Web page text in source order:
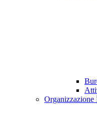
Organizzazione